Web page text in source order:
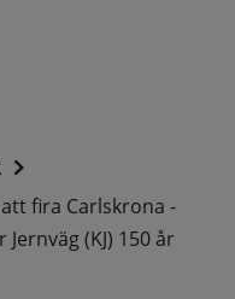
fira Carlskrona -
Jernväg (KJ) 150 år